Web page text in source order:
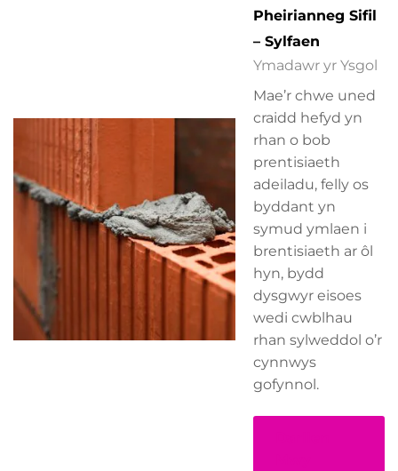
Pheirianneg Sifil
– Sylfaen
Ymadawr yr Ysgol
Mae’r chwe uned
craidd hefyd yn
rhan o bob
prentisiaeth
adeiladu, felly os
byddant yn
symud ymlaen i
brentisiaeth ar ôl
hyn, bydd
dysgwyr eisoes
wedi cwblhau
rhan sylweddol o’r
cynnwys
gofynnol.